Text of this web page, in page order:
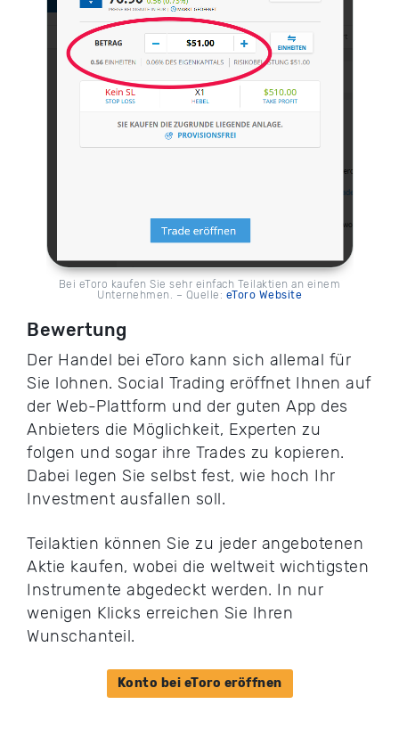
Bei eToro kaufen Sie sehr einfach Teilaktien an einem
Unternehmen. – Quelle: eToro Website
Bewertung
Der Handel bei eToro kann sich allemal für
Sie lohnen. Social Trading eröffnet Ihnen auf
der Web-Plattform und der guten App des
Anbieters die Möglichkeit, Experten zu
folgen und sogar ihre Trades zu kopieren.
Dabei legen Sie selbst fest, wie hoch Ihr
Investment ausfallen soll.
Teilaktien können Sie zu jeder angebotenen
Aktie kaufen, wobei die weltweit wichtigsten
Instrumente abgedeckt werden. In nur
wenigen Klicks erreichen Sie Ihren
Wunschanteil.
Konto bei eToro eröffnen